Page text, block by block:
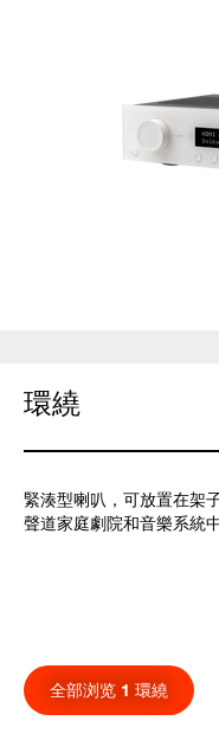
環繞
緊湊型喇叭，可放置在架
聲道家庭劇院和音樂系統
全部浏览 1 環繞